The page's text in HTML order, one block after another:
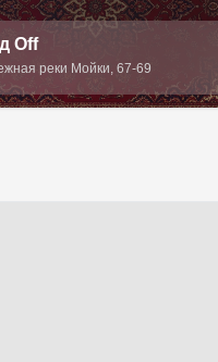
Off
реки Мойки, 67-69